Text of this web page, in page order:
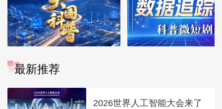
最新推荐
2026世界人工智能大会来了